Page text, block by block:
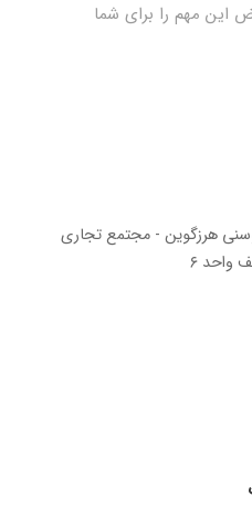
این مهم را برای شما
هرزگوین - مجتمع تجاری